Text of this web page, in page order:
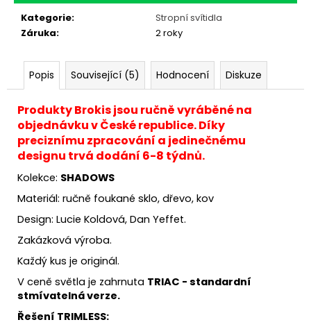
Kategorie:
Stropní svítidla
Záruka: 2 roky
Popis Související (5) Hodnocení Diskuze
Produkty Brokis jsou ručně vyráběné na
objednávku v České republice. Díky
preciznímu zpracování a jedinečnému
designu trvá dodání 6-8 týdnů.
Kolekce: SHADOWS
Materiál: ručně foukané sklo, dřevo, kov
Design: Lucie Koldová, Dan Yeffet.
Zakázková výroba.
Každý kus je originál.
V ceně světla je zahrnuta TRIAC - standardní
stmívatelná verze.
Řešení TRIMLESS: